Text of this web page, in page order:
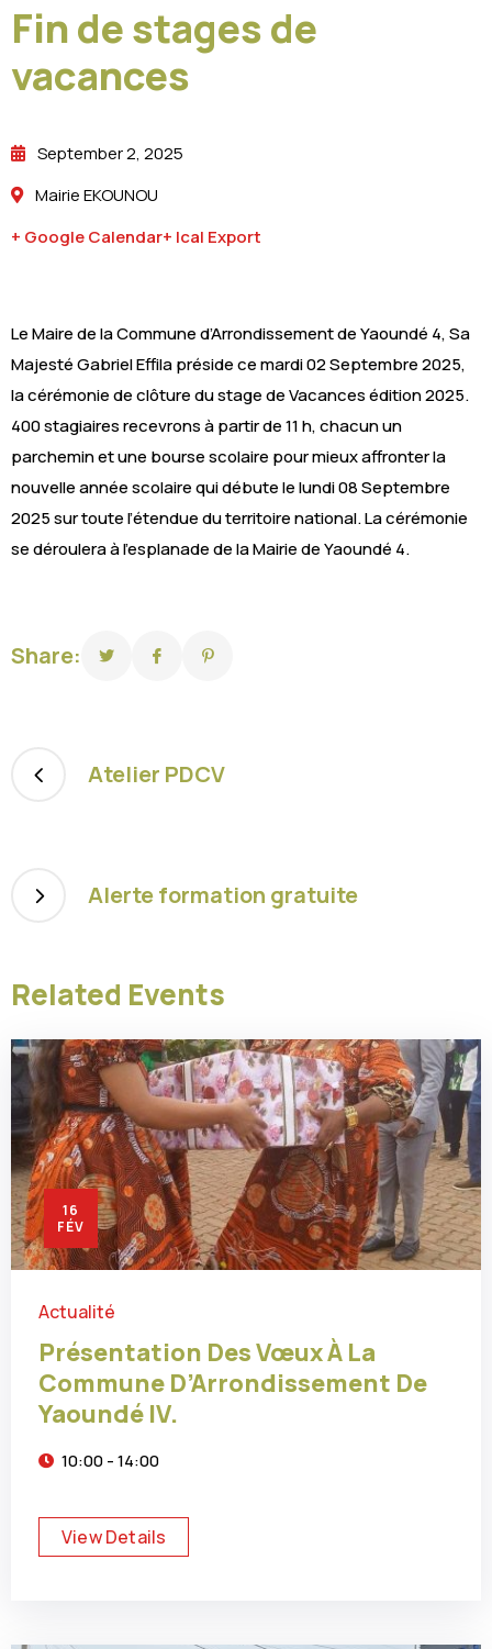
Fin de stages de
vacances
September 2, 2025
Mairie EKOUNOU
+ Google Calendar+ Ical Export
Le Maire de la Commune d’Arrondissement de Yaoundé 4, Sa
Majesté Gabriel Effila préside ce mardi 02 Septembre 2025,
la cérémonie de clôture du stage de Vacances édition 2025.
400 stagiaires recevrons à partir de 11 h, chacun un
parchemin et une bourse scolaire pour mieux affronter la
nouvelle année scolaire qui débute le lundi 08 Septembre
2025 sur toute l’étendue du territoire national. La cérémonie
se déroulera à l’esplanade de la Mairie de Yaoundé 4.
Share:
Atelier PDCV
Alerte formation gratuite
Related Events
16
FÉV
Actualité
Présentation Des Vœux À La
Commune D’Arrondissement De
Yaoundé IV.
10:00 - 14:00
View Details